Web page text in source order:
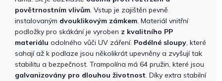
povětrnostním vlivům. Vstup je zajištěn pevně
instalovaným dvouklikovým zámkem. Materiál vnitřní
podložky pro skákání je vyroben z kvalitního PP
materiálu odolného vůči UV záření. Podélné sloupy, které
sahají až k podlaze jsou několikrát upevněny a zvyšují tak
stabilitu a bezpečnost. Trampolína má 64 pružin, které jsou
galvanizovány pro dlouhou životnost. Díky extra stabilní